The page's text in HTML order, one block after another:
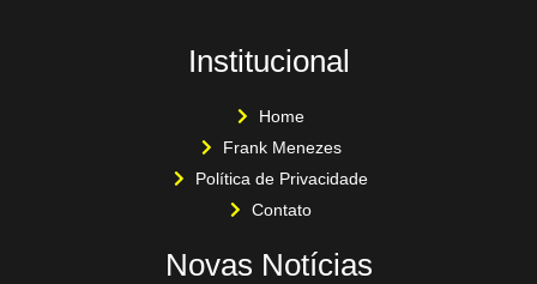
Institucional
Home
Frank Menezes
Política de Privacidade
Contato
Novas Notícias